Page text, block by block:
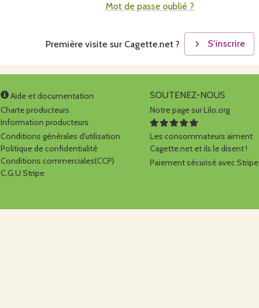
Mot de passe oublié ?
Première visite sur Cagette.net ? S'inscrire
Aide et documentation
Charte producteurs
Information producteurs
Conditions générales d'utilisation
Politique de confidentialité
Conditions commerciales(CCP)
C.G.U Stripe
SOUTENEZ-NOUS
Notre page sur Lilo.org
Les consommateurs aiment
Cagette.net et ils le disent !
Paiement sécurisé avec Stripe